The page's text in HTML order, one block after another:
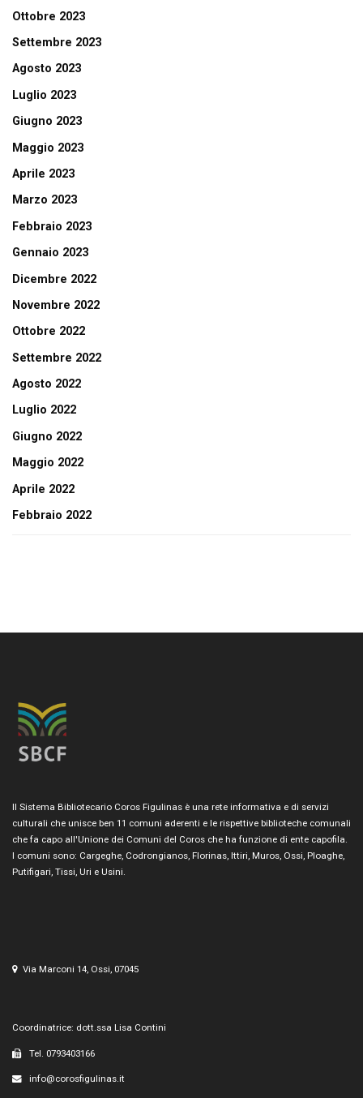
Ottobre 2023
Settembre 2023
Agosto 2023
Luglio 2023
Giugno 2023
Maggio 2023
Aprile 2023
Marzo 2023
Febbraio 2023
Gennaio 2023
Dicembre 2022
Novembre 2022
Ottobre 2022
Settembre 2022
Agosto 2022
Luglio 2022
Giugno 2022
Maggio 2022
Aprile 2022
Febbraio 2022
Il Sistema Bibliotecario Coros Figulinas è una rete informativa e di servizi
culturali che unisce ben 11 comuni aderenti e le rispettive biblioteche comunali
che fa capo all'Unione dei Comuni del Coros che ha funzione di ente capofila.
I comuni sono: Cargeghe, Codrongianos, Florinas, Ittiri, Muros, Ossi, Ploaghe,
Putifigari, Tissi, Uri e Usini.
Via Marconi 14, Ossi, 07045
Coordinatrice: dott.ssa Lisa Contini
Tel. 0793403166
info@corosfigulinas.it